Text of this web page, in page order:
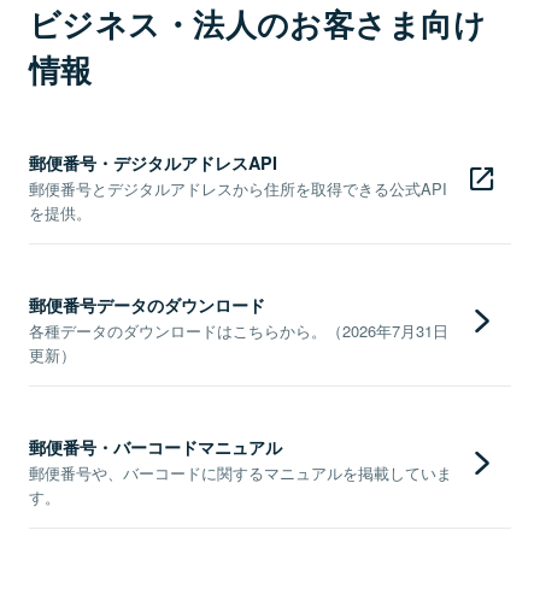
ビジネス・法人のお客さま向け
情報
郵便番号・デジタルアドレスAPI
郵便番号とデジタルアドレスから住所を取得できる公式API
を提供。
郵便番号データのダウンロード
各種データのダウンロードはこちらから。（2026年7月31日
更新）
郵便番号・バーコードマニュアル
郵便番号や、バーコードに関するマニュアルを掲載していま
す。